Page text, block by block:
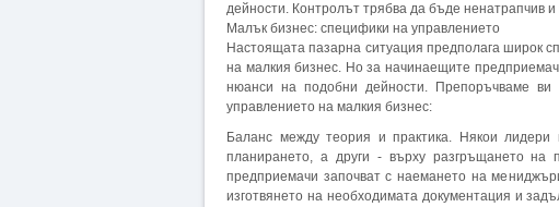
дейности. Контролът трябва да бъде ненатрапчив
Малък бизнес: специфики на управлението
Настоящата пазарна ситуация предполага широк
на малкия бизнес. Но за начинаещите
нюанси на подобни дейности. Препоръчваме
управлението на малкия бизнес:
Баланс между теория и практика. Някои
планирането, а други - върху разгръщането на
предприемачи започват с наемането на
изготвянето на необходимата документация и